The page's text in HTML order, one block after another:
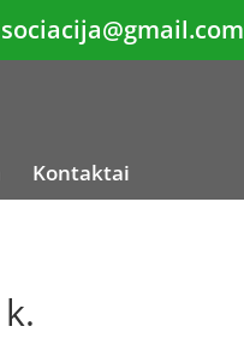
Kontaktai